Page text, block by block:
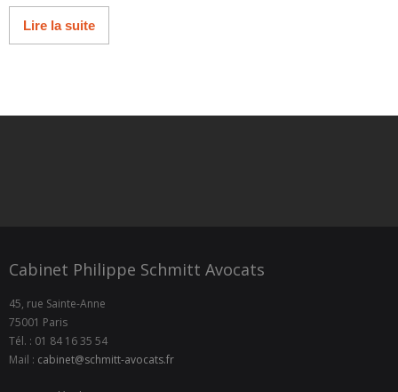
Lire la suite
Cabinet Philippe Schmitt Avocats
45, rue Sainte-Anne
75001 Paris
Tél. : 01 84 16 35 54
Mail : cabinet@schmitt-avocats.fr